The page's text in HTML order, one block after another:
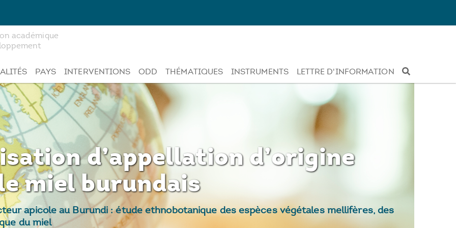
académique
PAYS INTERVENTIONS ODD THÉMATIQUES INSTRUMENTS LETTRE D'INFORMATION
d’appellation d’origine
miel burundais
apicole au Burundi : étude ethnobotanique des espèces végétales mellifères, des
du miel